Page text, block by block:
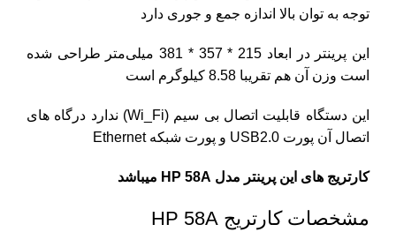
توجه به توان بالا اندازه جمع و جوری دارد
این پرینتر در ابعاد 215 * 357 * 381
میلی‌متر طراحی شده
است وزن آن هم تقریبا 8.58 کیلوگرم است
ایندستگاه
قابلیت اتصال بی سیم (Wi_Fi) ندارد درگاه های
اتصال آن پورت USB2.0 و پورت شبکه Ethernet
کارتریج های این پرینتر مدل HP 58A میباشد
مشخصات کارتریج HP 58A